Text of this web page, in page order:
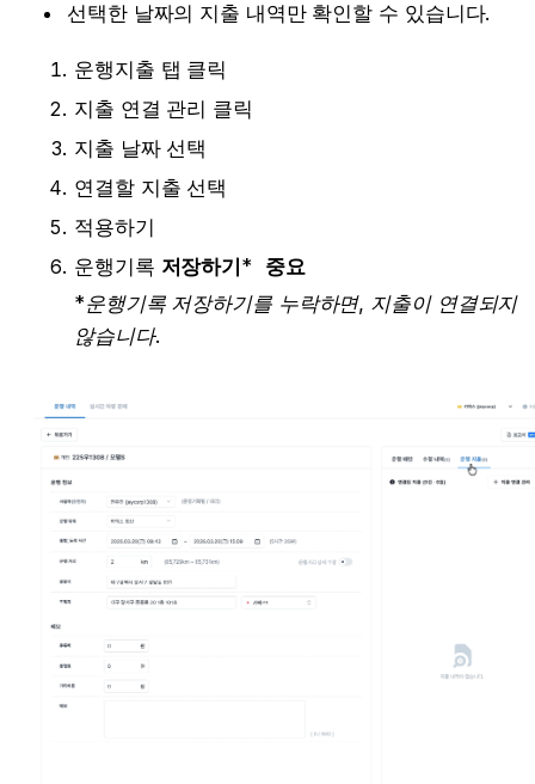
선택한 날짜의 지출 내역만 확인할 수 있습니다.
운행지출 탭 클릭
지출 연결 관리 클릭
지출 날짜 선택
연결할 지출 선택
적용하기
운행기록 저장하기 *
중요
*운행기록 저장하기를 누락하면, 지출이 연결되지
않습니다.